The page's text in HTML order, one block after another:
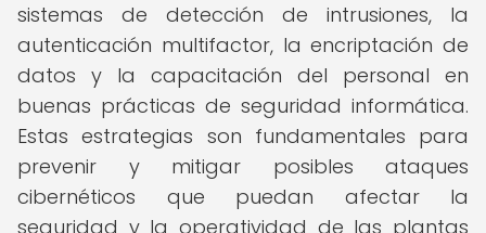
sistemas de detección de intrusiones, la
autenticación multifactor, la encriptación de
datos y la capacitación del personal en
buenas prácticas de seguridad informática.
Estas estrategias son fundamentales para
prevenir y mitigar posibles ataques
cibernéticos que puedan afectar la
seguridad y la operatividad de las plantas